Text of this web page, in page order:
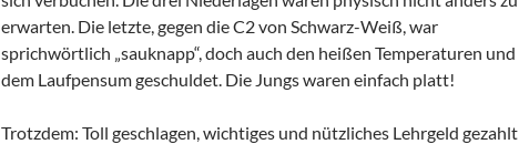
erwarten. Die letzte, gegen die C2 von Schwarz-Weiß, war
sprichwörtlich „sauknapp“, doch auch den heißen Temperaturen und
dem Laufpensum geschuldet. Die Jungs waren einfach platt!
Trotzdem: Toll geschlagen, wichtiges und nützliches Lehrgeld gezahlt